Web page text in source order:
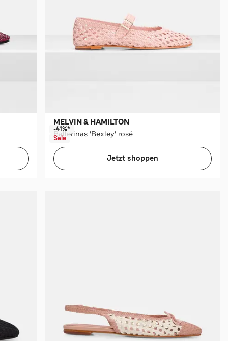
MELVIN & HAMILTON
Ballerinas 'Bexley' rosé
-41%*
Sale
Jetzt shoppen